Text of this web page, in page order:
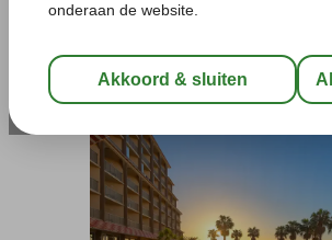
Home
Portugal Madeira
The Views Oasis
Logies-Appartement